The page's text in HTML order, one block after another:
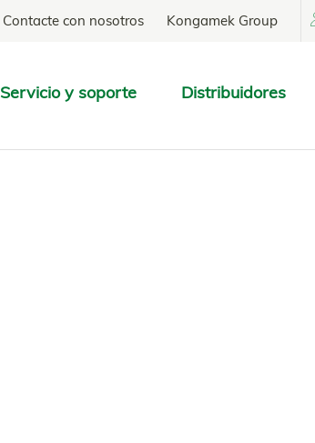
Contacte con nosotros Kongamek Group
Servicio y soporte Distribuidores